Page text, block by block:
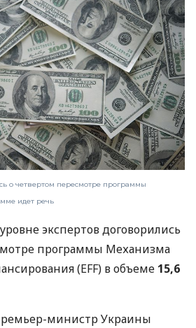
о четвертом пересмотре программы
идет речь
экспертов договорились
программы Механизма
(EFF) в объеме 15,6
министр Украины